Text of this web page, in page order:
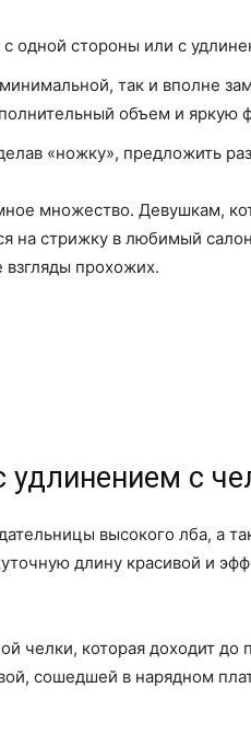
одной стороны или с
так и вполне
объем и яркую
«ножку», предложить
множество. Девушкам,
на стрижку в любимый
прохожих.
с
высокого лба, а
длину красивой и
челки, которая доходит
сошедшей в нарядном